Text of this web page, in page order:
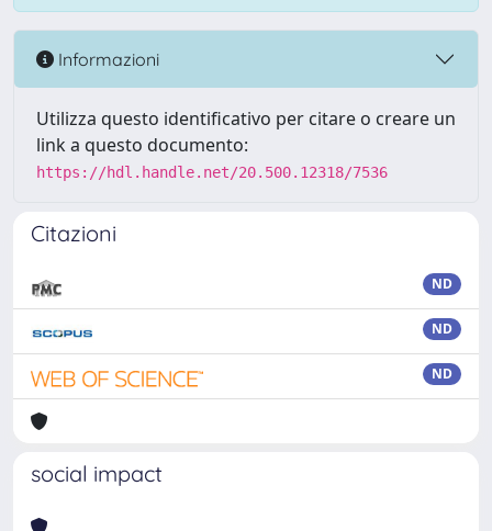
Informazioni
Utilizza questo identificativo per citare o creare un
link a questo documento:
https://hdl.handle.net/20.500.12318/7536
Citazioni
ND
ND
ND
social impact